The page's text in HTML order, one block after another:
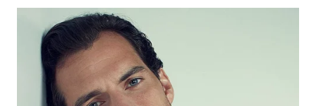
WN
MALUKU
WN